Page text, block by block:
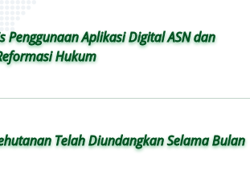
Penggunaan Aplikasi Digital ASN dan
Hukum
Telah Diundangkan Selama Bulan